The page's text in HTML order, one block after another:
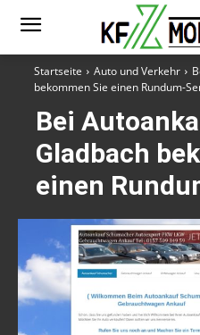
Startseite Auto und Verkehr
bekommen Sie einen Rundum-
Bei
Gladbach
einen